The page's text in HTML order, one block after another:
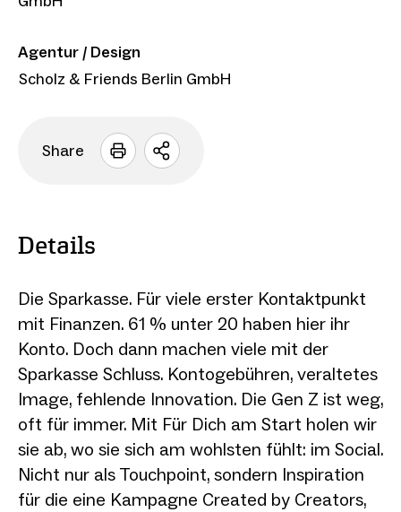
Agentur / Design
Scholz & Friends Berlin GmbH
Share
Sharing
Details
Die Sparkasse. Für viele erster Kontaktpunkt
mit Finanzen. 61 % unter 20 haben hier ihr
Konto. Doch dann machen viele mit der
Sparkasse Schluss. Kontogebühren, veraltetes
Image, fehlende Innovation. Die Gen Z ist weg,
oft für immer. Mit Für Dich am Start holen wir
sie ab, wo sie sich am wohlsten fühlt: im Social.
Nicht nur als Touchpoint, sondern Inspiration
für die eine Kampagne Created by Creators,